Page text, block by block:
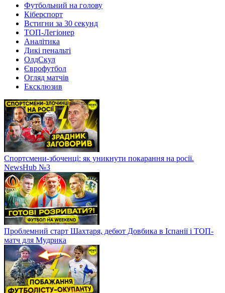
Футбольний на голову
Кіберспорт
Встигни за 30 секунд
ТОП-Легіонер
Аналітика
Дикі пенальті
ОлдСкул
Єврофутбол
Огляд матчів
Ексклюзив
Спортсмени-збоченці: як уникнути покарання на росії.
NewsHub №3
Проблемний старт Шахтаря, дебют Довбика в Іспанії і ТОП-
матч для Мудрика